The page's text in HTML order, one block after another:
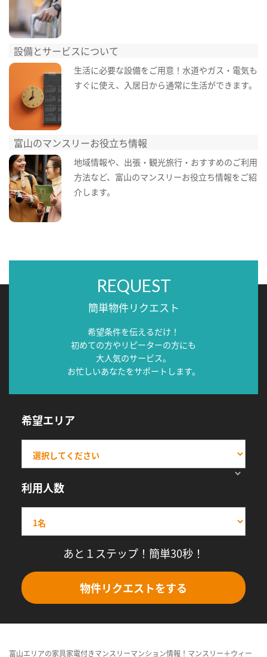
設備とサービスについて
生活に必要な設備をご用意！水道やガス・電気も
すぐに使え、入居日から通常に生活ができます。
富山のマンスリーお役立ち情報
地域情報や、出張・観光旅行・おすすめのご利用
方法など、富山のマンスリーお役立ち情報をご紹
介します。
REQUEST
簡単物件リクエスト
希望条件を伝えるだけ！
初めての方やリピーターの方にも
大人気のサービス。
お忙しいあなたをサポートします。
希望エリア
利用人数
あと１ステップ！簡単30秒！
物件リクエストをする
富山エリアの家具家電付きマンスリーマンション情報！マンスリー＋ウィー